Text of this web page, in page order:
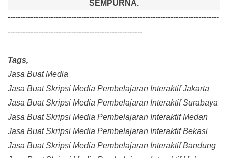
SEMPURNA.
-----------------------------------------------------------------------------------
-----------------------------------------------------
Tags,
Jasa Buat Media
Jasa Buat Skripsi Media Pembelajaran Interaktif Jakarta
Jasa Buat Skripsi Media Pembelajaran Interaktif Surabaya
Jasa Buat Skripsi Media Pembelajaran Interaktif Medan
Jasa Buat Skripsi Media Pembelajaran Interaktif Bekasi
Jasa Buat Skripsi Media Pembelajaran Interaktif Bandung